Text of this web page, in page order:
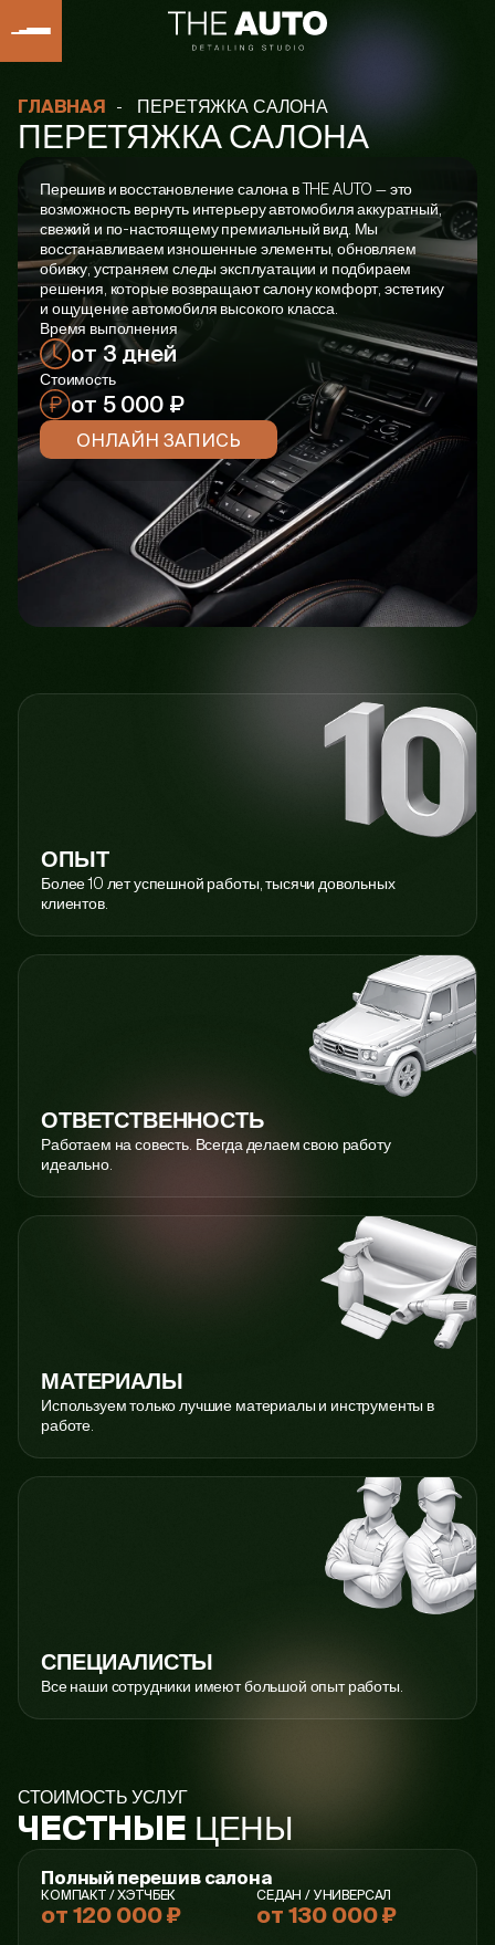
ГЛАВНАЯ - ПЕРЕТЯЖКА САЛОНА
ПЕРЕТЯЖКА САЛОНА
Перешив и восстановление салона в THE AUTO — это
возможность вернуть интерьеру автомобиля аккуратный,
свежий и по-настоящему премиальный вид. Мы
восстанавливаем изношенные элементы, обновляем
обивку, устраняем следы эксплуатации и подбираем
решения, которые возвращают салону комфорт, эстетику
и ощущение автомобиля высокого класса.
Время выполнения
от 3 дней
Стоимость
от 5 000 ₽
ОНЛАЙН ЗАПИСЬ
ОПЫТ
Более 10 лет успешной работы, тысячи довольных
клиентов.
ОТВЕТСТВЕННОСТЬ
Работаем на совесть. Всегда делаем свою работу
идеально.
МАТЕРИАЛЫ
Используем только лучшие материалы и инструменты в
работе.
СПЕЦИАЛИСТЫ
Все наши сотрудники имеют большой опыт работы.
СТОИМОСТЬ УСЛУГ
ЧЕСТНЫЕ ЦЕНЫ
Полный перешив салона
КОМПАКТ / ХЭТЧБЕК
от 120 000 ₽
СЕДАН / УНИВЕРСАЛ
от 130 000 ₽